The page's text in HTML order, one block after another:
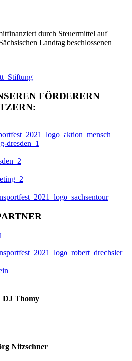
durch Steuermittel auf
Landtag beschlossenen
FÖRDERERN
DJ Thomy
Nitzschner